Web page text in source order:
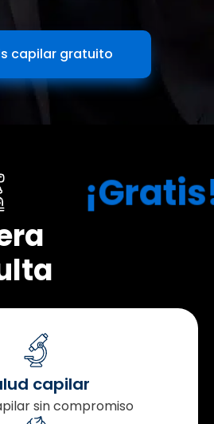
capilar gratuito
¡Gratis!
14
capilar
sin compromiso